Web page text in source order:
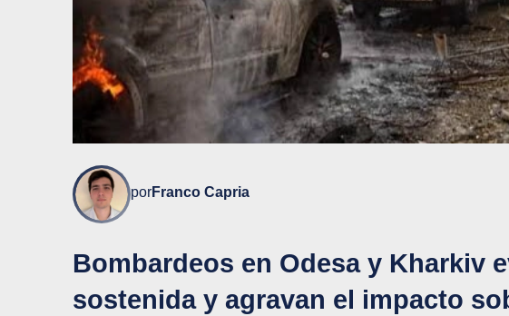
porFranco Capria
Bombardeos en Odesa y Kharkiv
sostenida y agravan el impacto